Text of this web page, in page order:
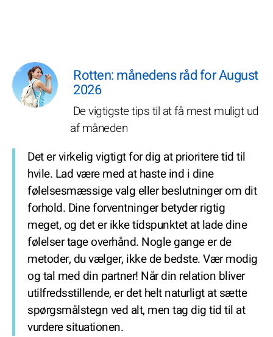
Rotten: månedens råd for August
2026
De vigtigste tips til at få mest muligt ud
af måneden
Det er virkelig vigtigt for dig at prioritere tid til
hvile. Lad være med at haste ind i dine
følelsesmæssige valg eller beslutninger om dit
forhold. Dine forventninger betyder rigtig
meget, og det er ikke tidspunktet at lade dine
følelser tage overhånd. Nogle gange er de
metoder, du vælger, ikke de bedste. Vær modig
og tal med din partner! Når din relation bliver
utilfredsstillende, er det helt naturligt at sætte
spørgsmålstegn ved alt, men tag dig tid til at
vurdere situationen.